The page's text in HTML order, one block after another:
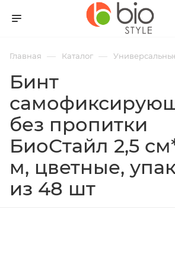
Главная — Каталог —
Бинт
без пропитки
БиоСтайл 2,5
м, цветные,
из 48 шт